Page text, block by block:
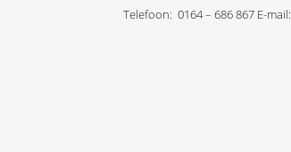
Telefoon: 0164 – 686 867 E-mail: